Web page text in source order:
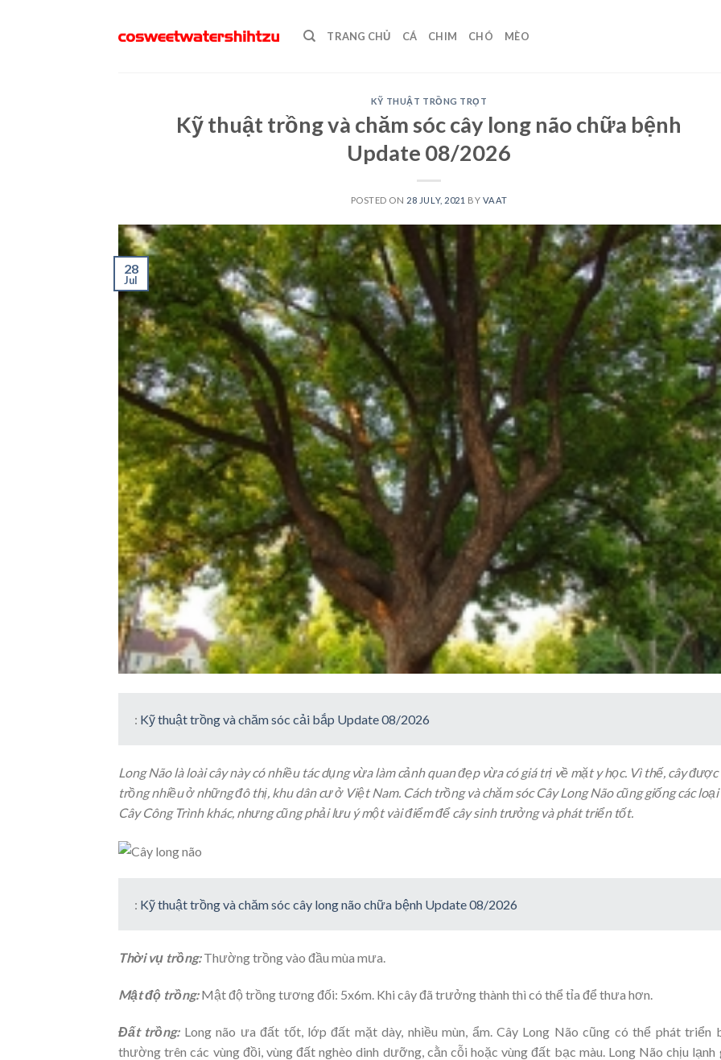
TRANG CHỦ CÁ CHIM CHÓ MÈO
KỸ THUẬT TRỒNG TRỌT
Kỹ thuật trồng và chăm sóc cây long não chữa bệnh
Update 08/2026
POSTED ON 28 JULY, 2021 BY VAAT
28
Jul
: Kỹ thuật trồng và chăm sóc cải bắp Update 08/2026
Long Não là loài cây này có nhiều tác dụng vừa làm cảnh quan đẹp vừa có giá trị về mặt y học. Vì thế, cây được
trồng nhiều ở những đô thị, khu dân cư ở Việt Nam. Cách trồng và chăm sóc Cây Long Não cũng giống các loại
Cây Công Trình khác, nhưng cũng phải lưu ý một vài điểm để cây sinh trưởng và phát triển tốt.
: Kỹ thuật trồng và chăm sóc cây long não chữa bệnh Update 08/2026
Thời vụ trồng:Thường trồng vào đầu mùa mưa.
Mật độ trồng: Mật độ trồng tương đối: 5x6m. Khi cây đã trưởng thành thì có thể tỉa để thưa hơn.
Đất trồng:Long não ưa đất tốt, lớp đất mặt dày, nhiều mùn, ẩm. Cây Long Não cũng có thể phát triển
thường trên các vùng đồi, vùng đất nghèo dinh dưỡng, cằn cỗi hoặc vùng đất bạc màu. Long Não chịu lạnh